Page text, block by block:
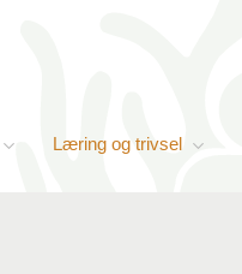
Læring og trivsel